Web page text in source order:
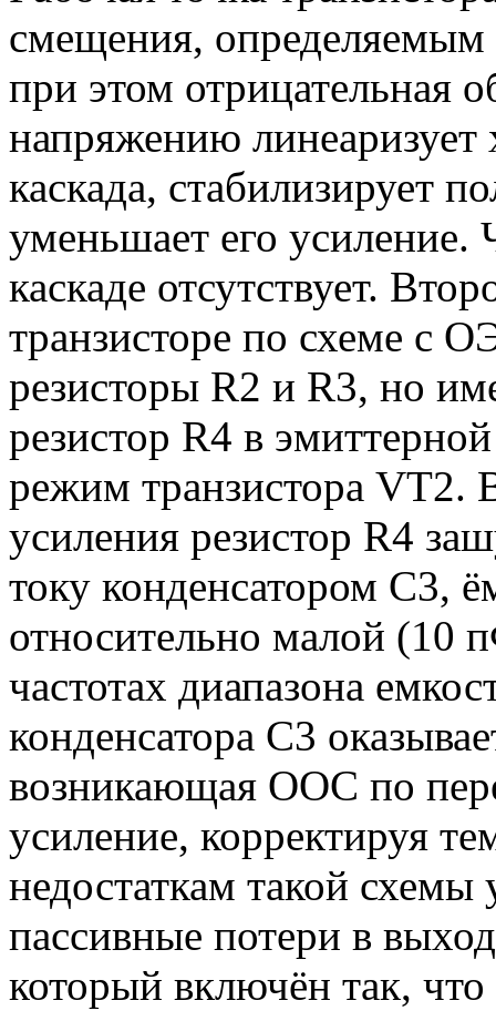
смещения,
при этом отрицательная
напряжению линеаризует
каскада, стабилизирует
уменьшает его усиление.
каскаде отсутствует.
транзисторе по схеме с
резисторы R2 и R3, но
резистор R4 в
режим транзистора VT2.
усиления резистор R4
току конденсатором С3,
относительно малой (10
частотах диапазона
конденсатора С3
возникающая ООС по
усиление, корректируя
недостаткам такой
пассивные потери в
который включён так,